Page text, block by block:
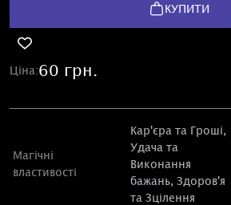
КУПИТИ
Ціна:60 грн.
Магічні
властивості
Кар'єра та Гроші,
Удача та
Виконання
бажань, Здоров'я
та Зцілення